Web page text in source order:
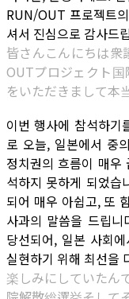
RUN/OUT 프로젝트
셔서 진심으로 감사드
皆さんこんにちは
OUTプロジェクト
をいただきまして本
이번 행사에 참석하기
로 오늘, 일본에서 중
정치권의 흐름이 매우
석하지 못하게 되었습
되어 매우 아쉽고, 또
사과의 말씀을 드립
당선되어, 일본 사회
실현하기 위해 최선을
楽しみにしていたん